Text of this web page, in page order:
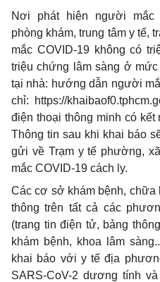
Nơi phát hiện người mắc
phòng khám, trung tâm y tế,
mắc COVID-19 không có
triệu chứng lâm sàng ở
tại nhà: hướng dẫn người
chỉ: https://
điện thoại thông minh có kết
Thông tin sau khi khai báo
gửi về Trạm y tế phường,
mắc COVID-19 cách ly.
Các cơ sở khám bệnh, chữa
thông trên tất cả các
(trang tin điện tử, bảng
khám bệnh, khoa lâm sàng..
khai báo với y tế địa
SARS-CoV-2 dương tính